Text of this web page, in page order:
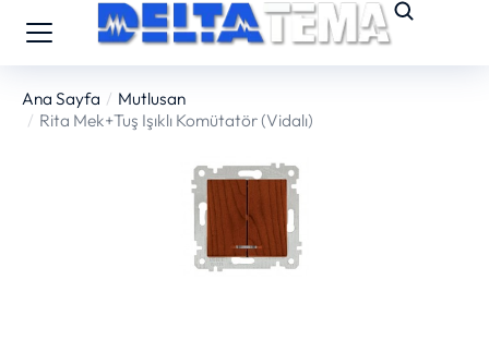
You are here:
Ana Sayfa
Mutlusan
Rita Mek+Tuş Işıklı Komütatör (Vidalı)